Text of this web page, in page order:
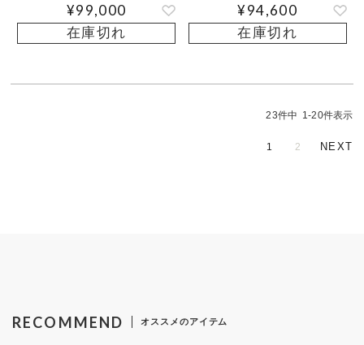
¥99,000
在庫切れ
¥94,600
在庫切れ
23件中 1-20件表示
1 2
RECOMMEND オススメのアイテム